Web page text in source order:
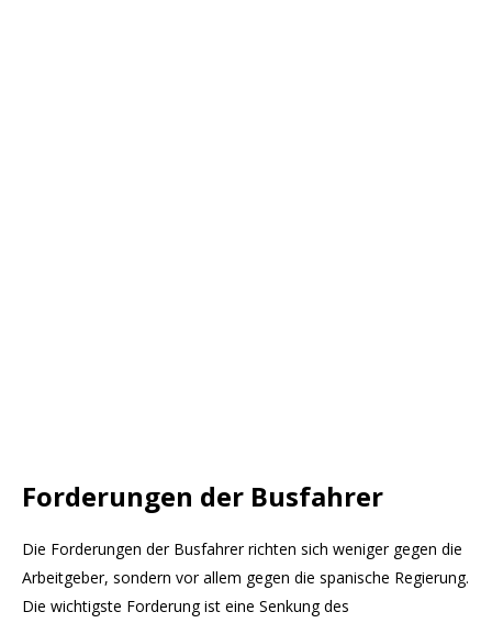
Forderungen der Busfahrer
Die Forderungen der Busfahrer richten sich weniger gegen die
Arbeitgeber, sondern vor allem gegen die spanische Regierung.
Die wichtigste Forderung ist eine Senkung des